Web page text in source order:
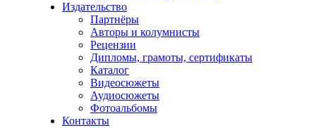
Издательство
Партнёры
Авторы и колумнисты
Рецензии
Дипломы, грамоты, сертификаты
Каталог
Видеосюжеты
Аудиосюжеты
Фотоальбомы
Контакты